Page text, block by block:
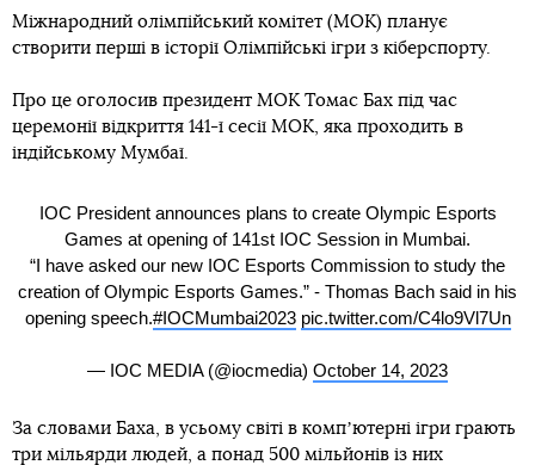
Міжнародний олімпійський комітет (МОК) планує
створити перші в історії Олімпійські ігри з кіберспорту.
Про це оголосив президент МОК Томас Бах під час
церемонії відкриття 141-ї сесії МОК, яка проходить в
індійському Мумбаї.
IOC President announces plans to create Olympic Esports
Games at opening of 141st IOC Session in Mumbai.
“I have asked our new IOC Esports Commission to study the
creation of Olympic Esports Games.” - Thomas Bach said in his
opening speech.#IOCMumbai2023 pic.twitter.com/C4lo9Vl7Un
— IOC MEDIA (@iocmedia) October 14, 2023
За словами Баха, в усьому світі в компʼютерні ігри грають
три мільярди людей, а понад 500 мільйонів із них